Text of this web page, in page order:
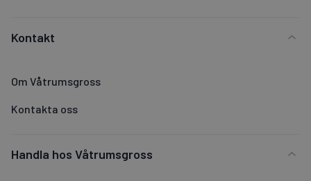
Kontakt
Om Våtrumsgross
Kontakta oss
Handla hos Våtrumsgross